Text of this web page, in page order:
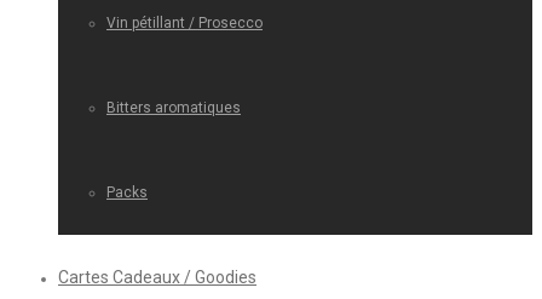
Vin pétillant / Prosecco
Bitters aromatiques
Packs
Cartes Cadeaux / Goodies